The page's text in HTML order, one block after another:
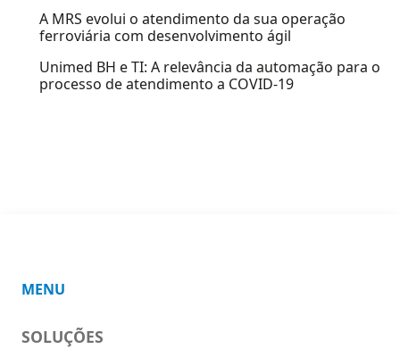
A MRS evolui o atendimento da sua operação
ferroviária com desenvolvimento ágil
Unimed BH e TI: A relevância da automação para o
processo de atendimento a COVID-19
MENU
SOLUÇÕES